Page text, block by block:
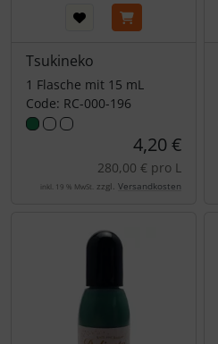
Tsukineko
1 Flasche mit 15 mL
Code: RC-000-196
4,20 €
280,00 € pro L
inkl. 19 % MwSt. zzgl. Versandkosten